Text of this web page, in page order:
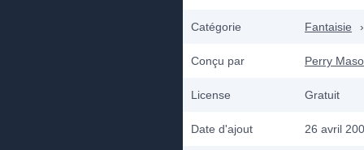
Catégorie Fantaisie ›
Conçu par Perry
License Gratuit
Date d'ajout 26 avril